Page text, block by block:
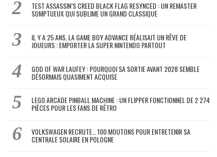
TEST ASSASSIN’S CREED BLACK FLAG RESYNCED : UN REMASTER
SOMPTUEUX QUI SUBLIME UN GRAND CLASSIQUE
IL Y A 25 ANS, LA GAME BOY ADVANCE RÉALISAIT UN RÊVE DE
JOUEURS : EMPORTER LA SUPER NINTENDO PARTOUT
GOD OF WAR LAUFEY : POURQUOI SA SORTIE AVANT 2028 SEMBLE
DÉSORMAIS QUASIMENT ACQUISE
LEGO ARCADE PINBALL MACHINE : UN FLIPPER FONCTIONNEL DE 2 274
PIÈCES POUR LES FANS DE RÉTRO
VOLKSWAGEN RECRUTE… 100 MOUTONS POUR ENTRETENIR SA
CENTRALE SOLAIRE EN POLOGNE